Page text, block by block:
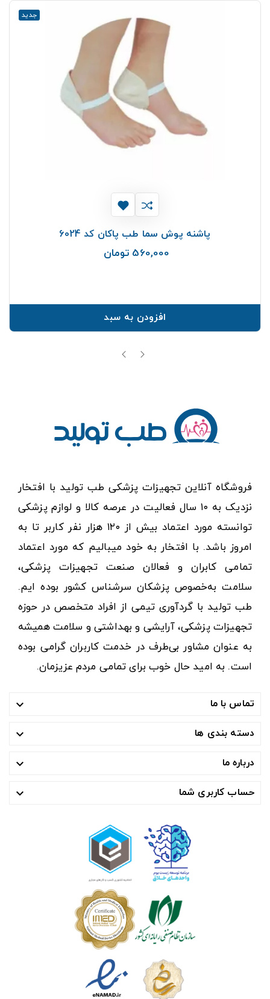
جدید
پاشنه پوش سما طب پاکان کد 6024
560,000 تومان
افزودن به سبد
فروشگاه آنلاین تجهیزات پزشکی طب تولید با افتخار
نزدیک به ۱۰ سال فعالیت در عرصه کالا و لوازم پزشکی
توانسته مورد اعتماد بیش از ۱۲۰ هزار نفر کاربر تا به
امروز باشد. با افتخار به خود میبالیم که مورد اعتماد
تمامی کابران و فعالان صنعت تجهیزات پزشکی،
سلامت به‌خصوص پزشکان سرشناس کشور بوده ایم.
طب تولید با گردآوری تیمی از افراد متخصص در حوزه
تجهیزات پزشکی، آرایشی و بهداشتی و سلامت همیشه
به عنوان مشاور بی‌طرف در خدمت کاربران گرامی بوده
است. به امید حال خوب برای تمامی مردم عزیزمان.
تماس با ما 
دسته بندی ها 
درباره ما 
حساب کاربری شما 